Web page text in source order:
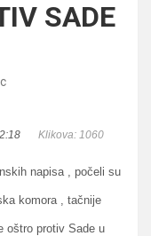
SADE
Klikova: 1060
napisa , počeli su
komora , tačnije
oštro protiv Sade u